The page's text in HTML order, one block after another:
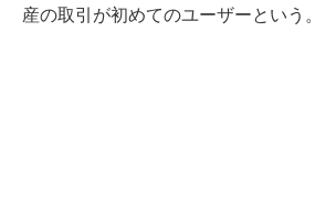
産の取引が初めてのユーザーという。